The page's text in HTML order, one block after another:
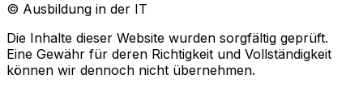
© Ausbildung in der IT
Die Inhalte dieser Website wurden sorgfältig geprüft.
Eine Gewähr für deren Richtigkeit und Vollständigkeit
können wir dennoch nicht übernehmen.